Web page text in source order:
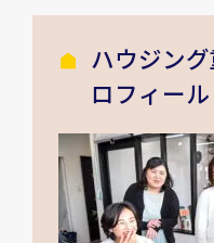
ハウジン
ロフィール